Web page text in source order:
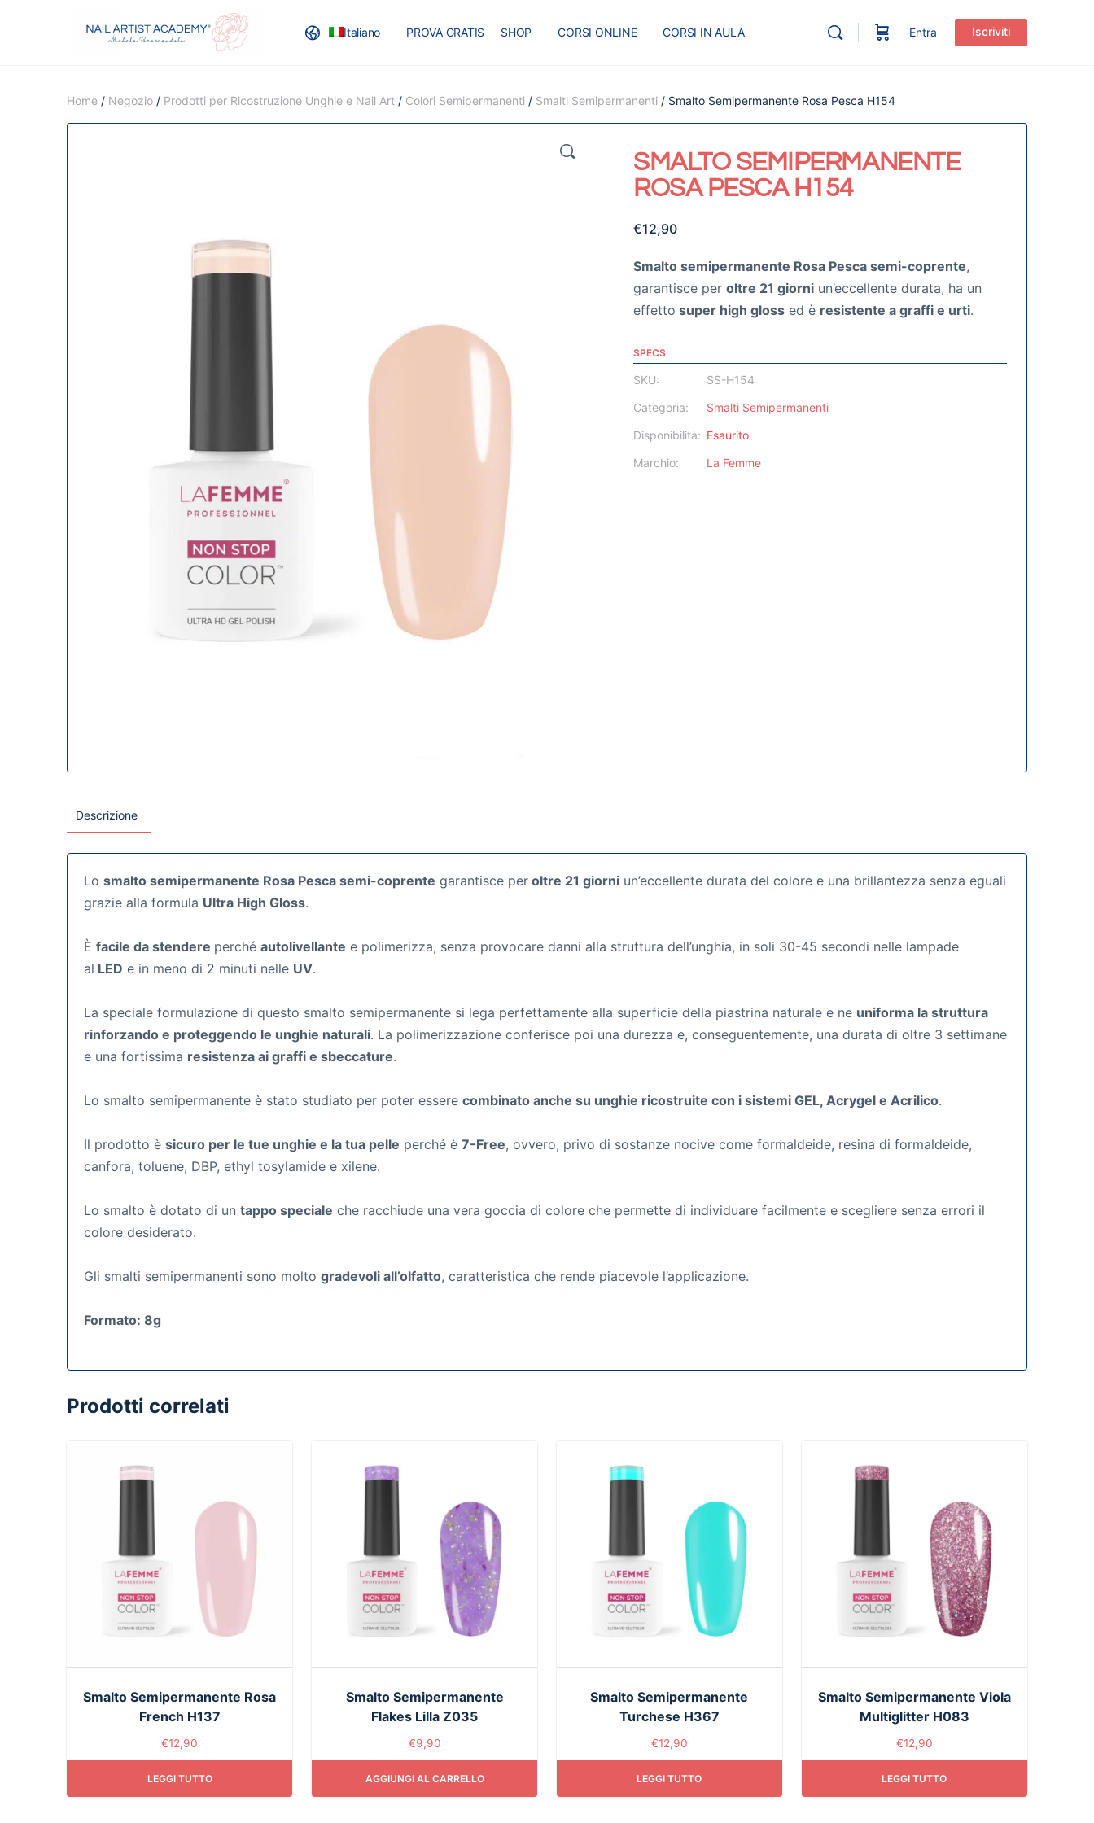
Italiano PROVA GRATIS SHOP CORSI ONLINE CORSI IN AULA
RECENSIONI MASTER BLOG
Entra Iscriviti
Home / Negozio / Prodotti per Ricostruzione Unghie e Nail Art / Colori Semipermanenti / Smalti Semipermanenti / Smalto Semipermanente Rosa Pesca H154
🔍
SMALTO SEMIPERMANENTE
ROSA PESCA H154
€12,90
Smalto semipermanente Rosa Pesca semi-coprente,
garantisce peroltre 21 giorni un’eccellente durata, ha un
effetto super high gloss ed è resistente a graffi e urti.
SPECS
SKU:
SS-H154
Categoria:
Smalti Semipermanenti
Disponibilità: Esaurito
Marchio:
La Femme
Descrizione
Lo smalto semipermanente Rosa Pesca semi-coprente garantisce per oltre 21 giorni un’eccellente durata del colore e una brillantezza senza eguali
grazie alla formula Ultra High Gloss.
È facile da stendere perché autolivellante e polimerizza, senza provocare danni alla struttura dell’unghia, in soli 30-45 secondi nelle lampade
al LED e in meno di 2 minuti nelle UV.
La speciale formulazione di questo smalto semipermanente si lega perfettamente alla superficie della piastrina naturale e ne uniforma la struttura
rinforzando e proteggendo le unghie naturali. La polimerizzazione conferisce poi una durezza e, conseguentemente, una durata di oltre 3 settimane
e una fortissima resistenza ai graffi e sbeccature.
Lo smalto semipermanente è stato studiato per poter essere combinato anche su unghie ricostruite con i sistemi GEL, Acrygel e Acrilico.
Il prodotto è sicuro per le tue unghie e la tua pelle perché è 7-Free, ovvero, privo di sostanze nocive come formaldeide, resina di formaldeide,
canfora, toluene, DBP, ethyl tosylamide e xilene.
Lo smalto è dotato di un tappo speciale che racchiude una vera goccia di colore che permette di individuare facilmente e scegliere senza errori il
colore desiderato.
Gli smalti semipermanenti sono molto gradevoli all’olfatto, caratteristica che rende piacevole l’applicazione.
Formato: 8g
Prodotti correlati
Smalto Semipermanente Rosa
French H137
€12,90
LEGGI TUTTO
Smalto Semipermanente
Flakes Lilla Z035
€9,90
AGGIUNGI AL CARRELLO
Smalto Semipermanente
Turchese H367
€12,90
LEGGI TUTTO
Smalto Semipermanente Viola
Multiglitter H083
€12,90
LEGGI TUTTO